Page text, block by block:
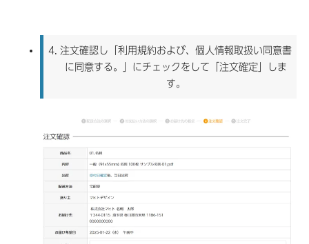
4. 注文確認し「利用規約および、個人情報取扱い同意書
に同意する。」にチェックをして「注文確定」しま
す。